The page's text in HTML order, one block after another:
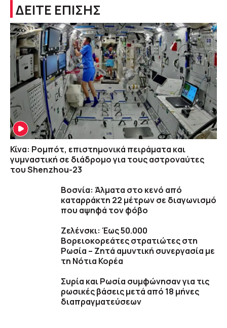
ΔΕΙΤΕ ΕΠΙΣΗΣ
Κίνα: Ρομπότ, επιστημονικά πειράματα και
γυμναστική σε διάδρομο για τους αστροναύτες
του Shenzhou-23
Βοσνία: Άλματα στο κενό από
καταρράκτη 22 μέτρων σε διαγωνισμό
που αψηφά τον φόβο
Ζελένσκι: Έως 50.000
Βορειοκορεάτες στρατιώτες στη
Ρωσία – Ζητά αμυντική συνεργασία με
τη Νότια Κορέα
Συρία και Ρωσία συμφώνησαν για τις
ρωσικές βάσεις μετά από 18 μήνες
διαπραγματεύσεων